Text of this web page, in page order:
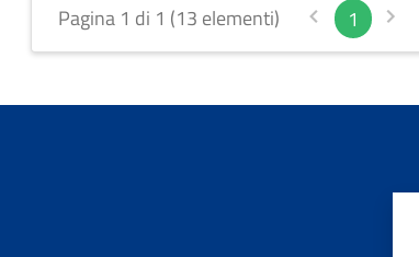
Pagina 1 di 1 (13 elementi) 1